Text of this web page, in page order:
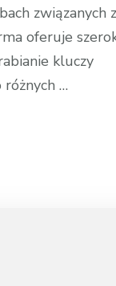
związanych
oferuje
kluczy
różnych …